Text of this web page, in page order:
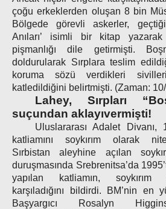
çoğu erkeklerden oluşan 8 bin
Bölgede görevli askerler,
Anıları’ isimli bir kitap
pişmanlığı dile getirmişti.
doldurularak Sırplara teslim
koruma sözü verdikleri
katledildiğini belirtmişti. (Zaman:
Lahey, Sırpları
suçundan aklayıvermişti!
Uluslararası Adalet Divanı,
katliamını soykırım olarak
Sırbistan aleyhine açılan
duruşmasında Srebrenitsa’da
yapılan katliamın, soykırım
karşıladığını bildirdi. BM’nin en
Başyargıcı Rosalyn